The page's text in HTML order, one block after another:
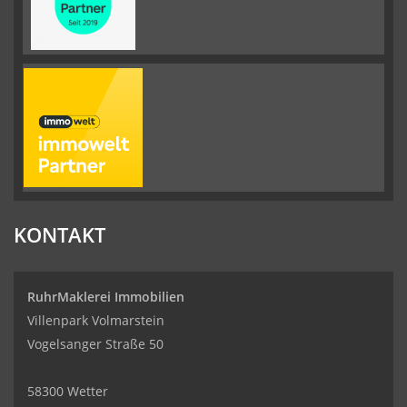
KONTAKT
RuhrMaklerei Immobilien
Villenpark Volmarstein
Vogelsanger Straße 50
58300 Wetter